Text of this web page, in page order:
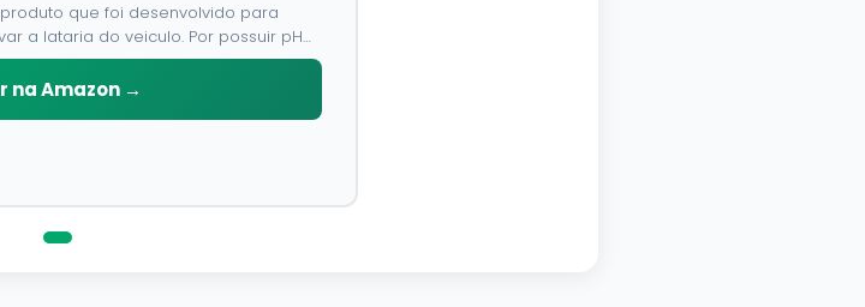
produto que foi desenvolvido para
a lataria do veiculo. Por possuir pH
qualquer superficie sem correr o
na Amazon →